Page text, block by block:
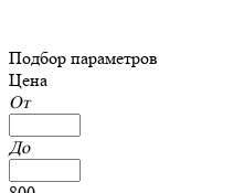
Подбор параметров
Цена
От
До